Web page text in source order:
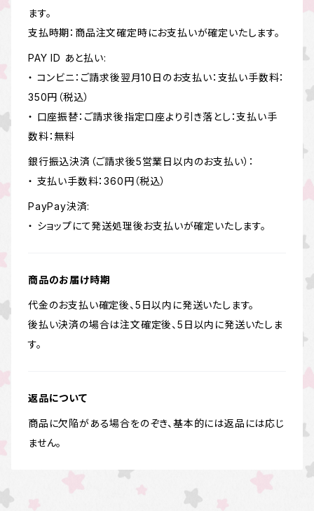
ます。
支払時期：商品注文確定時にお支払いが確定いたします。
PAY ID あと払い:
・ コンビニ：ご請求後翌月10日のお支払い：支払い手数料：
350円（税込）
・ 口座振替：ご請求後指定口座より引き落とし：支払い手
数料：無料
銀行振込決済（ご請求後5営業日以内のお支払い）：
・ 支払い手数料：360円（税込）
PayPay決済:
・ ショップにて発送処理後お支払いが確定いたします。
商品のお届け時期
代金のお支払い確定後、5日以内に発送いたします。
後払い決済の場合は注文確定後、5日以内に発送いたしま
す。
返品について
商品に欠陥がある場合をのぞき、基本的には返品には応じ
ません。